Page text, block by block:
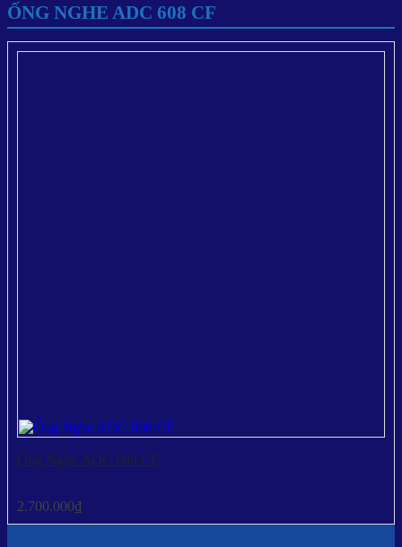
ỐNG NGHE ADC 608 CF
Ống Nghe ADC 608 CF
2.700.000₫